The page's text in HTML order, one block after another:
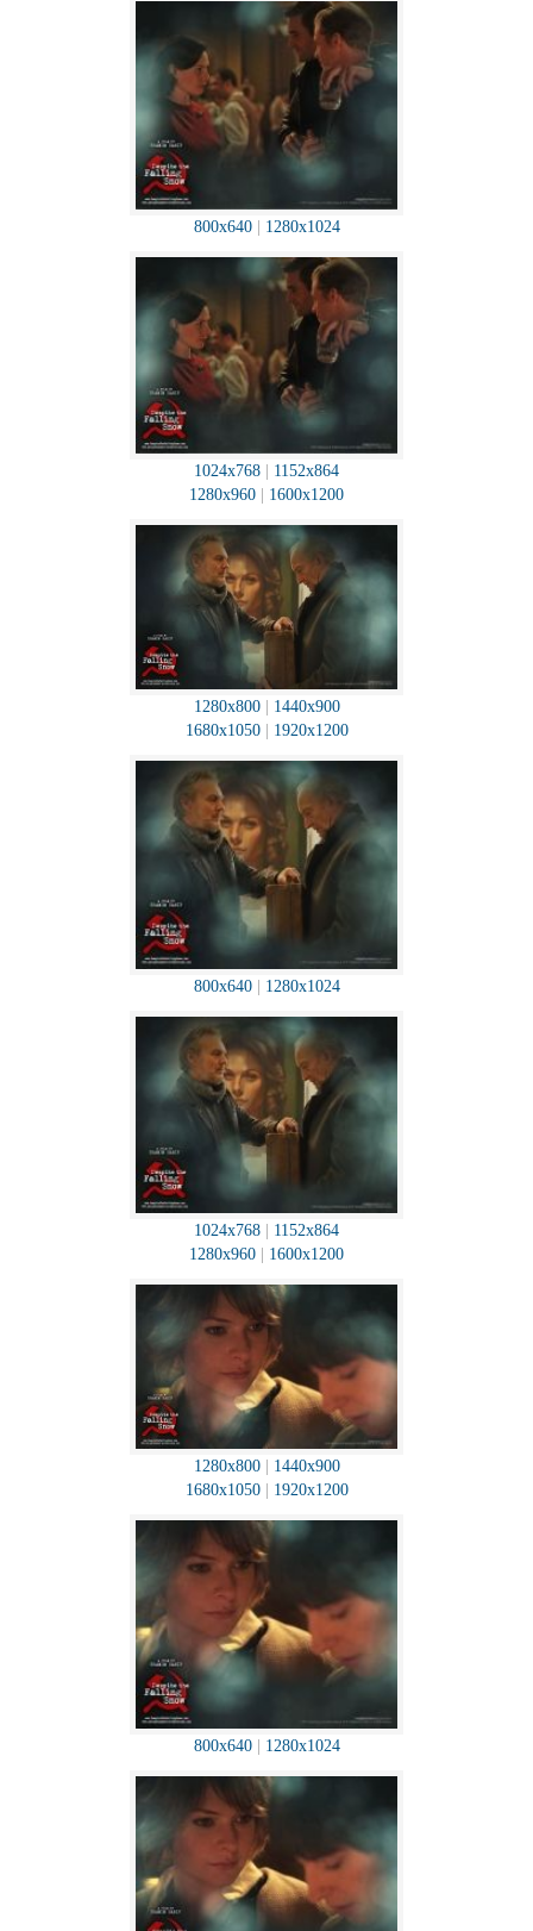
800x640| 1280x1024
1024x768
1152x864
1280x960
1600x1200
1280x800| 1440x900
1680x1050| 1920x1200
800x640| 1280x1024
1024x768
1152x864
1280x960
1600x1200
1280x800| 1440x900
1680x1050| 1920x1200
800x640| 1280x1024